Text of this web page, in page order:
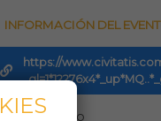
INFORMACIÓN DEL
https://
Teléfono